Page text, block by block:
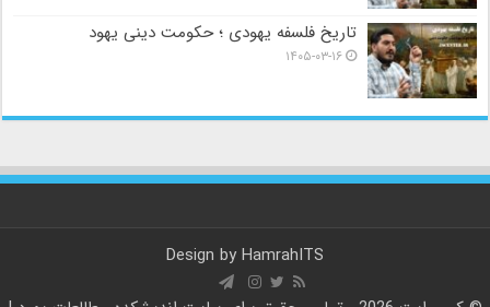
تاریخ فلسفه یهودی ؛ حکومت دینی یهود
۱۴۰۵-۰۳-۱۶
Design by HamrahITS